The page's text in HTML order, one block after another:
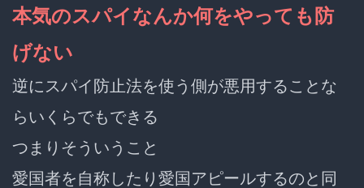
本気のスパイなんか何をやっても防
げない
逆にスパイ防止法を使う側が悪用することな
らいくらでもできる
つまりそういうこと
愛国者を自称したり愛国アピールするのと同